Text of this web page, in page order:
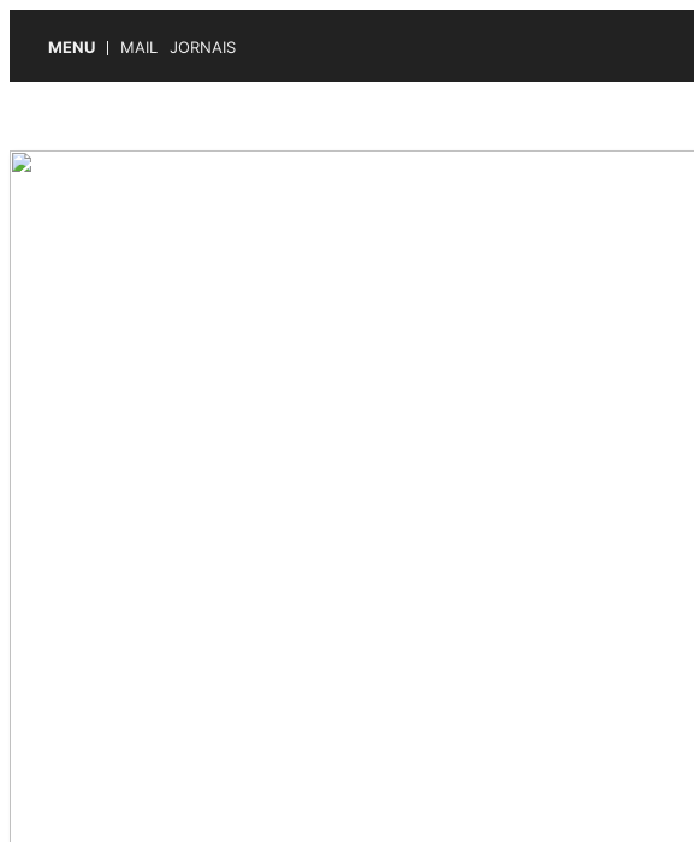
MENU MAIL JORNAIS